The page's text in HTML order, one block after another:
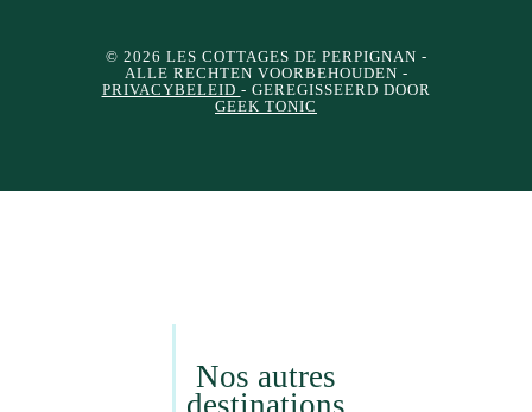
© 2026 LES COTTAGES DE PERPIGNAN -
ALLE RECHTEN VOORBEHOUDEN -
PRIVACYBELEID - GEREGISSEERD DOOR
GEEK TONIC
Nos autres